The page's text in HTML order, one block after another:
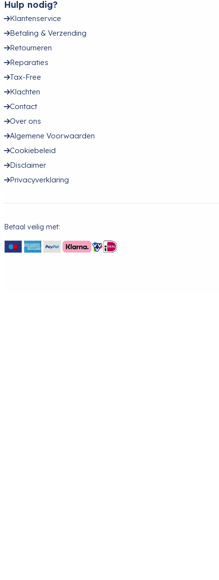
Hulp nodig?
Klantenservice
Betaling & Verzending
Retourneren
Reparaties
Tax-Free
Klachten
Contact
Over ons
Algemene Voorwaarden
Cookiebeleid
Disclaimer
Privacyverklaring
Betaal veilig met: